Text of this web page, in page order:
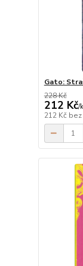
Gato:
228 Kč
212 Kč/
212 Kč bez